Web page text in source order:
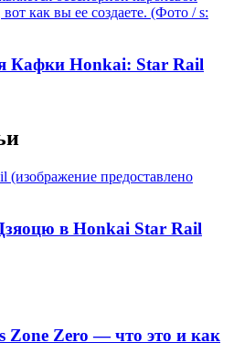
Кафки Honkai: Star Rail
в Honkai Star Rail
Zone Zero — что это и как